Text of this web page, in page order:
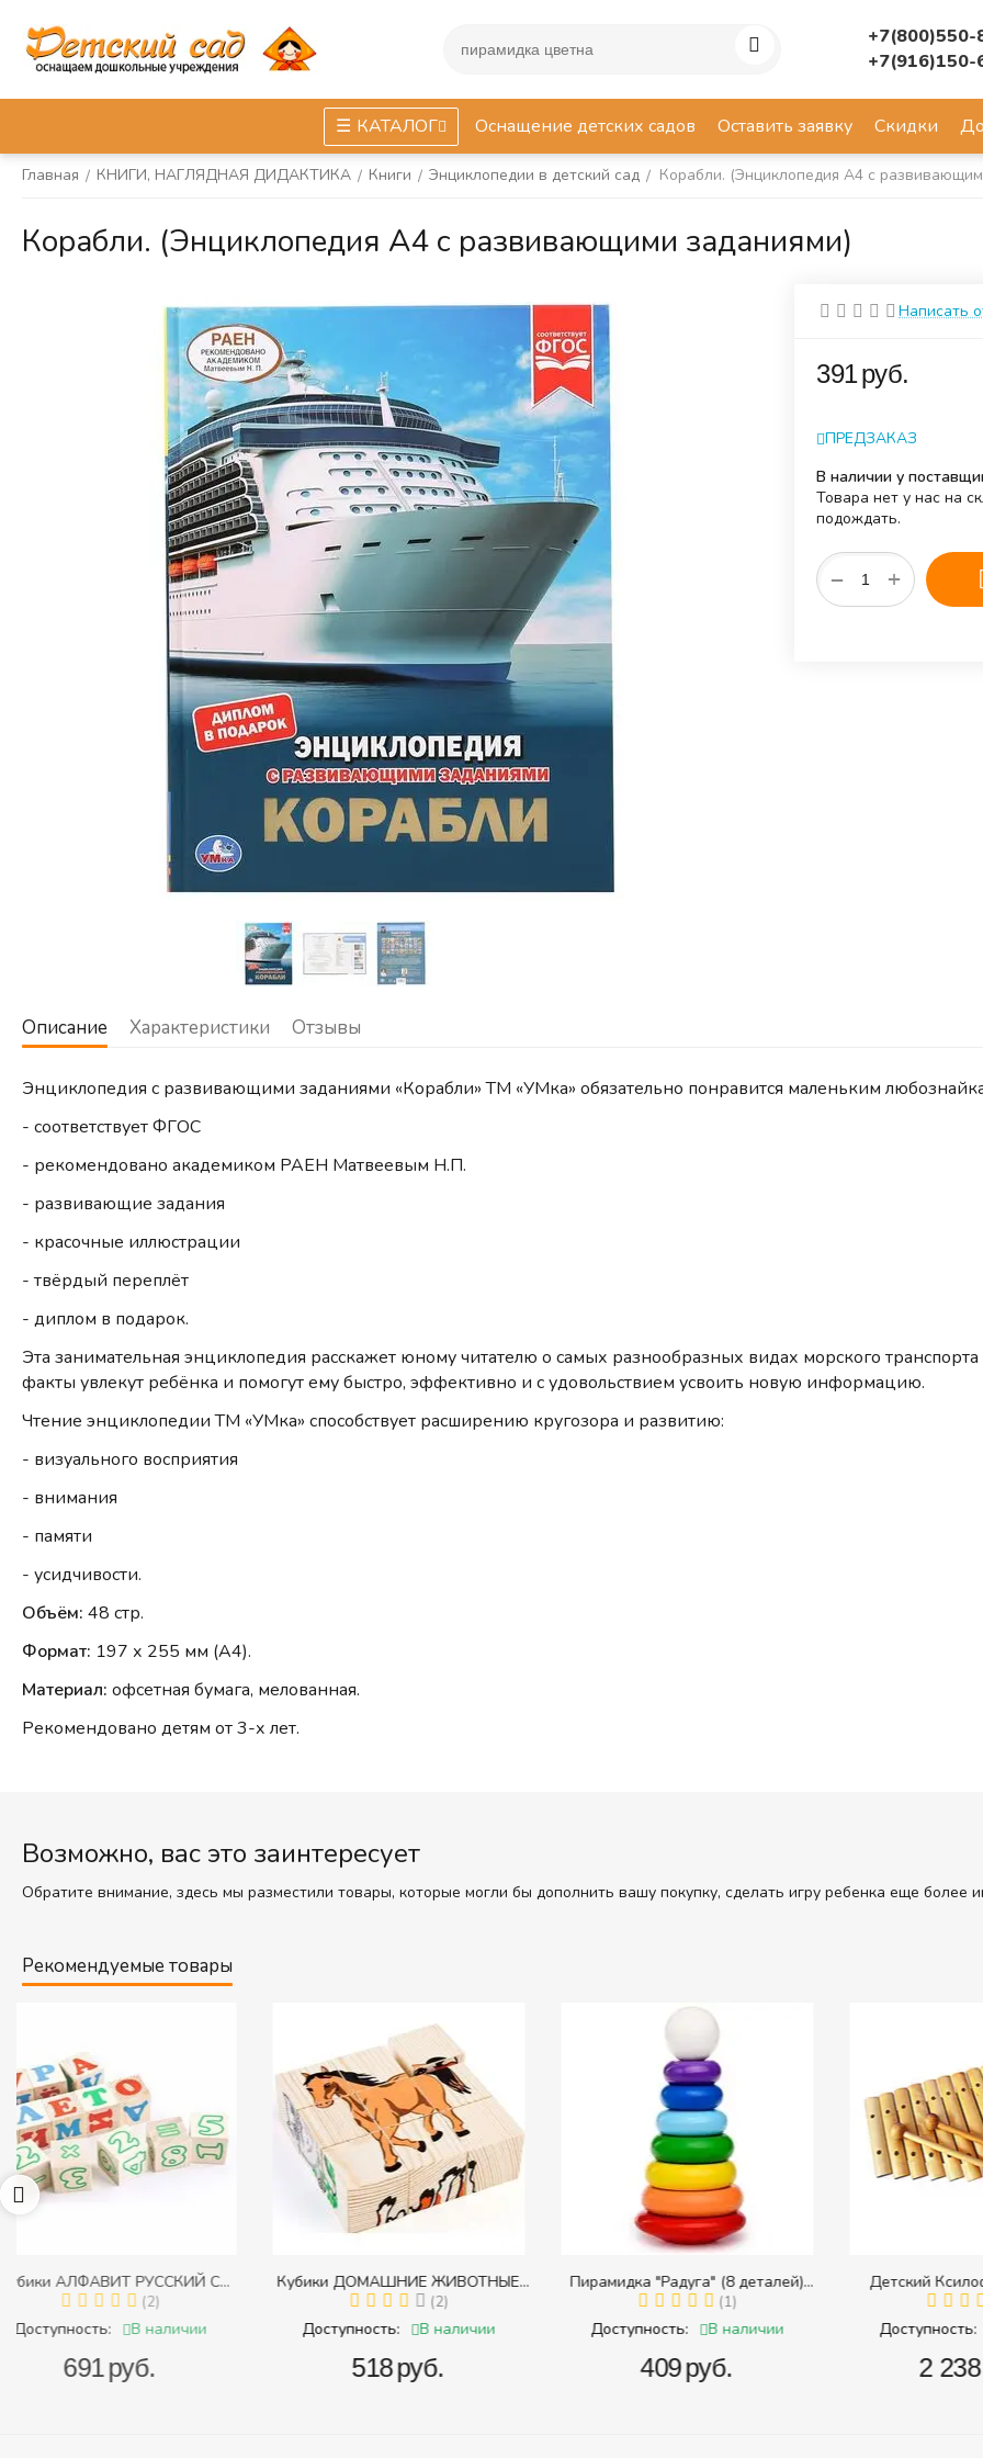
+7(800)550-
+7(916)150-
КАТАЛОГ Оснащение детских садов Оставить заявку Скидки
Главная / КНИГИ, НАГЛЯДНАЯ ДИДАКТИКА / Книги / Энциклопедии в детский сад / Корабли. (Энциклопедия А4 с
Корабли. (Энциклопедия А4 с развивающими заданиями)
Написать
‍391‍руб.
ПРЕДЗАКАЗ
В наличии у
Товара нет у нас на
подождать.
+
−
Описание Характеристики Отзывы
Энциклопедия с развивающими заданиями «Корабли» ТМ «УМка» обязательно понравится маленьким
- соответствует ФГОС
- рекомендовано академиком РАЕН Матвеевым Н.П.
- развивающие задания
- красочные иллюстрации
- твёрдый переплёт
- диплом в подарок.
Эта занимательная энциклопедия расскажет юному читателю о самых разнообразных видах морского
факты увлекут ребёнка и помогут ему быстро, эффективно и с удовольствием усвоить новую информацию.
Чтение энциклопедии ТМ «УМка» способствует расширению кругозора и развитию:
- визуального восприятия
- внимания
- памяти
- усидчивости.
Объём: 48 стр.
Формат: 197 х 255 мм (А4).
Материал: офсетная бумага, мелованная.
Рекомендовано детям от 3-х лет.
Возможно, вас это заинтересует
Обратите внимание, здесь мы разместили товары, которые могли бы дополнить вашу покупку, сделать игру ребенка еще более
Рекомендуемые товары
Кубики ДОМАШНИЕ ЖИВОТНЫЕ
(Томик) (Набор кубиков разрезных
(складных))
Доступность: В наличии
‍518‍
Пирамидка "Радуга" (8 деталей)
(Пирамидка среднего размера)
Доступность: В наличии
‍409‍
Детский Ксилофон, 12 тонов
Доступность: В наличии
‍2 238‍